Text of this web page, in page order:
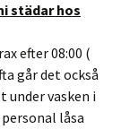
städar hos
efter 08:00 (
går det också
vasken i
låsa